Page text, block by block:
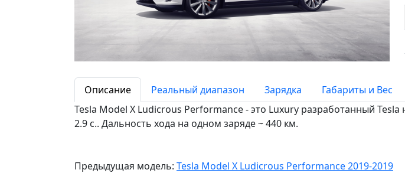
Описание Реальный диапазон Зарядка Габариты и Вес
Tesla Model X Ludicrous Performance - это Luxury разработанный
2.9 c.. Дальность хода на одном заряде ~ 440 км.
Предыдущая модель: Tesla Model X Ludicrous Performance 2019-2019